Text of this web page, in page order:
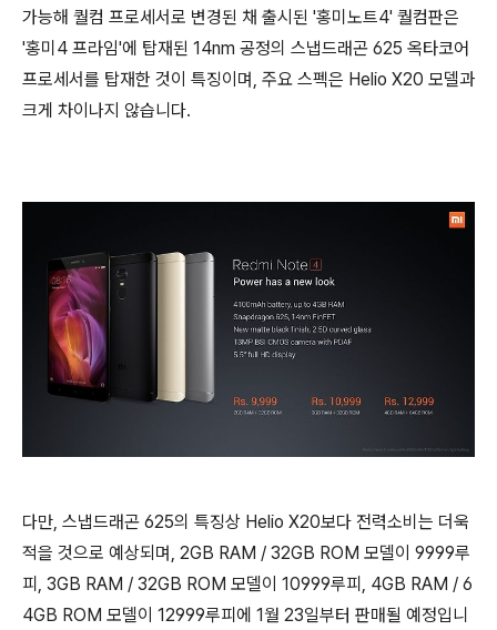
가능해 퀄컴 프로세서로 변경된 채 출시된 '홍미노트4' 퀄컴판은
'홍미4 프라임'에 탑재된 14nm 공정의 스냅드래곤 625 옥타코어
프로세서를 탑재한 것이 특징이며, 주요 스펙은 Helio X20 모델과
크게 차이나지 않습니다.
다만, 스냅드래곤 625의 특징상 Helio X20보다 전력소비는 더욱
적을 것으로 예상되며, 2GB RAM / 32GB ROM 모델이 9999루
피, 3GB RAM / 32GB ROM 모델이 10999루피, 4GB RAM / 6
4GB ROM 모델이 12999루피에 1월 23일부터 판매될 예정입니